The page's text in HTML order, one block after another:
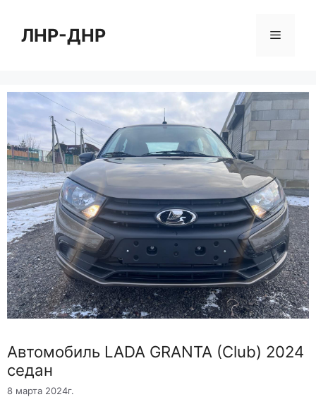
содержимому
ЛНР-ДНР Меню
Автомобиль LADA GRANTA (Club) 2024
седан
8 марта 2024г.